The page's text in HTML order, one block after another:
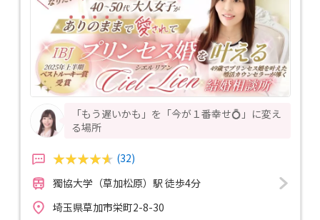
「もう遅いかも」を「今が１番幸せ💍」に変え
る場所
(32)
獨協大学（草加松原）駅 徒歩4分
埼玉県草加市栄町2-8-30